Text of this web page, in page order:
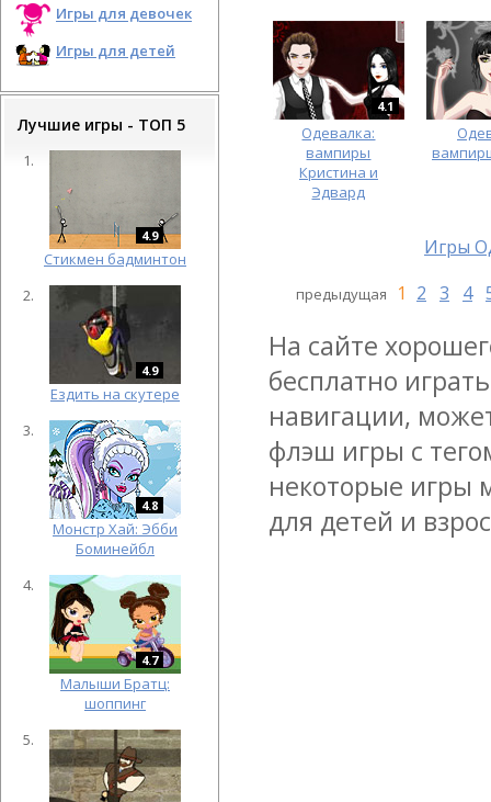
Игры для девочек
Игры для детей
Лучшие игры - ТОП 5
4.9
Cтикмен бадминтон
4.9
Ездить на скутере
4.8
Монстр Хай: Эбби
Боминейбл
4.7
Малыши Братц:
шоппинг
4.1
Одевалка:
вампиры
Кристина и
Эдвард
Игры
предыдущая 1 2 3 4
На сайте
бесплатно
навигации,
флэш игры с
некоторые игры
для детей и